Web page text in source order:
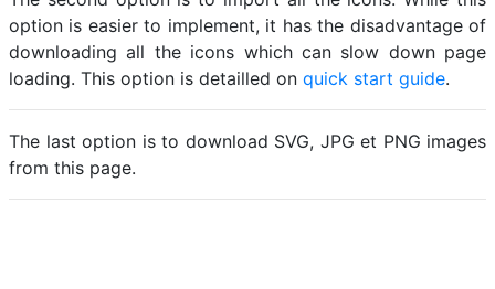
option is easier to implement, it has the disadvantage of
downloading all the icons which can slow down page
loading. This option is detailled on quick start guide.
The last option is to download SVG, JPG et PNG images
from this page.